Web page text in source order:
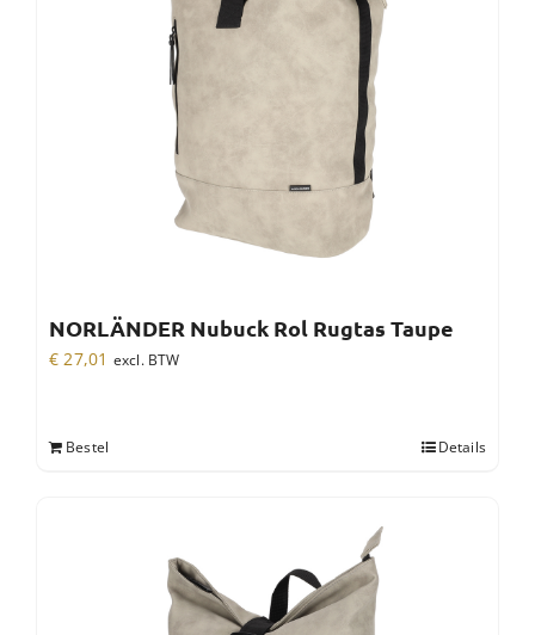
NORLÄNDER Nubuck Rol Rugtas Taupe
€ 27,01 excl. BTW
Bestel Details